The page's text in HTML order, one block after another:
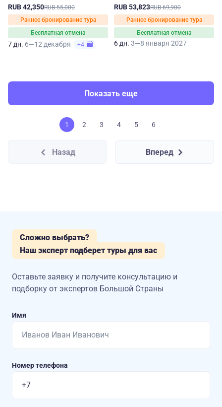
RUB 42,350RUB 55,000
Раннее бронирование тура
Бесплатная отмена
7 дн. 6—12 декабря +4
RUB 53,823RUB 69,900
Раннее бронирование тура
Бесплатная отмена
6 дн. 3—8 января 2027
Показать еще
1 2 3 4 5 6
Назад Вперед
Сложно выбрать?
Наш эксперт подберет туры для вас
Оставьте заявку и получите консультацию и
подборку от экспертов Большой Страны
Имя
Номер телефона